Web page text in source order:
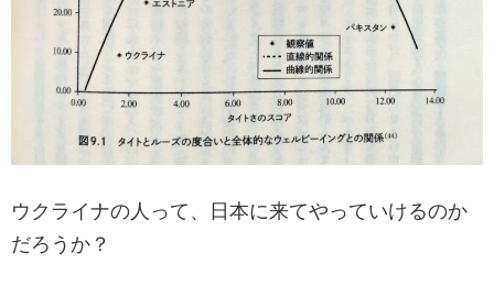
ウクライナの人って、日本に来てやっていけるのか
だろうか？